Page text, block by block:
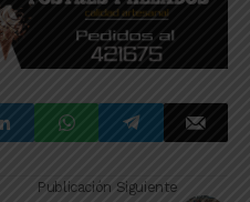
Publicación Siguiente